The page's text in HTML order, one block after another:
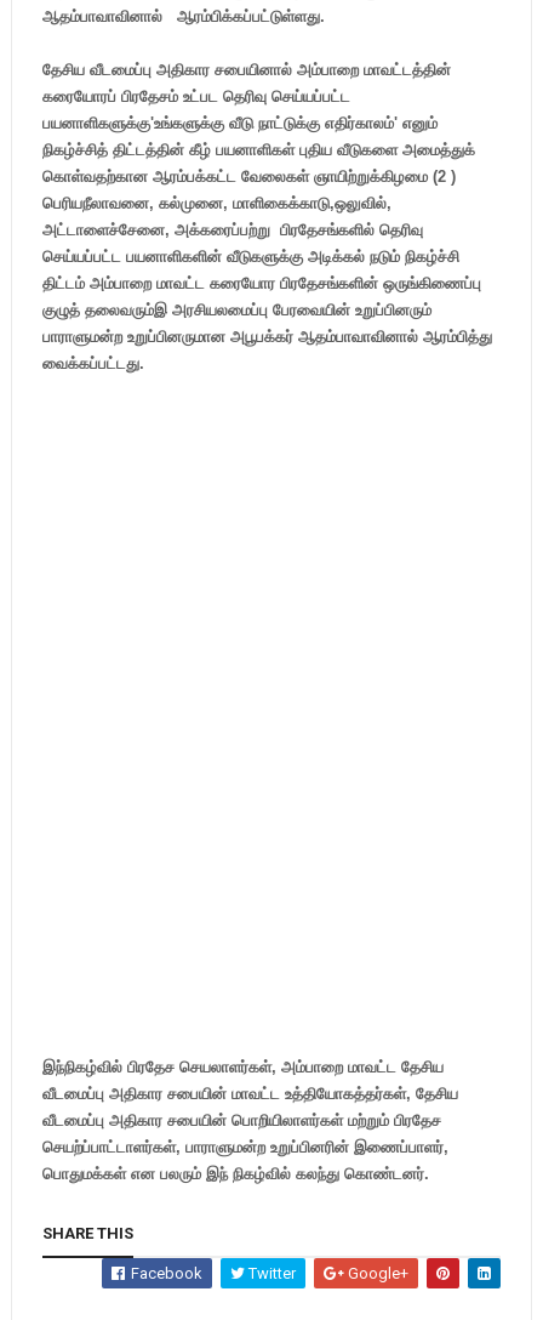
ஆதம்பாவாவினால் ஆரம்பிக்கப்பட்டுள்ளது.
தேசிய வீடமைப்பு அதிகார சபையினால் அம்பாறை மாவட்டத்தின்
கரையோரப் பிரதேசம் உட்பட தெரிவு செய்யப்பட்ட
பயனாளிகளுக்கு'உங்களுக்கு வீடு நாட்டுக்கு எதிர்காலம்' எனும்
நிகழ்ச்சித் திட்டத்தின் கீழ் பயனாளிகள் புதிய வீடுகளை அமைத்துக்
கொள்வதற்கான ஆரம்பக்கட்ட வேலைகள் ஞாயிற்றுக்கிழமை (2 )
பெரியநீலாவனை, கல்முனை, மாளிகைக்காடு,ஒலுவில்,
அட்டாளைச்சேனை, அக்கரைப்பற்று பிரதேசங்களில் தெரிவு
செய்யப்பட்ட பயனாளிகளின் வீடுகளுக்கு அடிக்கல் நடும் நிகழ்ச்சி
திட்டம் அம்பாறை மாவட்ட கரையோர பிரதேசங்களின் ஒருங்கிணைப்பு
குழுத் தலைவரும்இ அரசியலமைப்பு பேரவையின் உறுப்பினரும்
பாராளுமன்ற உறுப்பினருமான அபூபக்கர் ஆதம்பாவாவினால் ஆரம்பித்து
வைக்கப்பட்டது.
இந்நிகழ்வில் பிரதேச செயலாளர்கள், அம்பாறை மாவட்ட தேசிய
வீடமைப்பு அதிகார சபையின் மாவட்ட உத்தியோகத்தர்கள், தேசிய
வீடமைப்பு அதிகார சபையின் பொறியிலாளர்கள் மற்றும் பிரதேச
செயற்ப்பாட்டாளர்கள், பாராளுமன்ற உறுப்பினரின் இணைப்பாளர்,
பொதுமக்கள் என பலரும் இந் நிகழ்வில் கலந்து கொண்டனர்.
SHARE THIS
Facebook Twitter Google+